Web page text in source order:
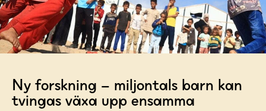
Ny forskning – miljontals barn kan
tvingas växa upp ensamma